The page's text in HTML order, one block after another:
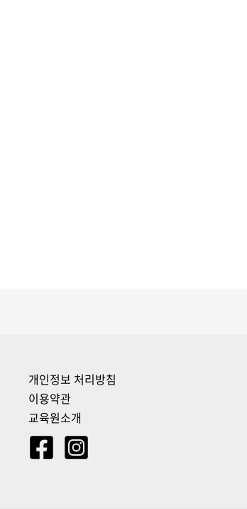
개인정보 처리방침
이용약관
교육원소개